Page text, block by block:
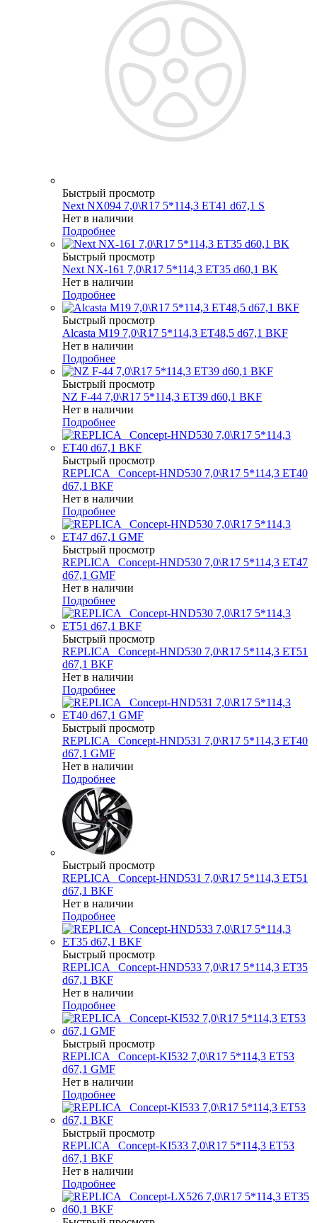
Быстрый просмотр
Next NX094 7,0\R17 5*114,3 ET41 d67,1 S
Нет в наличии
Подробнее
Быстрый просмотр
Next NX-161 7,0\R17 5*114,3 ET35 d60,1 BK
Нет в наличии
Подробнее
Быстрый просмотр
Alcasta M19 7,0\R17 5*114,3 ET48,5 d67,1 BKF
Нет в наличии
Подробнее
Быстрый просмотр
NZ F-44 7,0\R17 5*114,3 ET39 d60,1 BKF
Нет в наличии
Подробнее
Быстрый просмотр
REPLICA _Concept-HND530 7,0\R17 5*114,3 ET40
d67,1 BKF
Нет в наличии
Подробнее
Быстрый просмотр
REPLICA _Concept-HND530 7,0\R17 5*114,3 ET47
d67,1 GMF
Нет в наличии
Подробнее
Быстрый просмотр
REPLICA _Concept-HND530 7,0\R17 5*114,3 ET51
d67,1 BKF
Нет в наличии
Подробнее
Быстрый просмотр
REPLICA _Concept-HND531 7,0\R17 5*114,3 ET40
d67,1 GMF
Нет в наличии
Подробнее
Быстрый просмотр
REPLICA _Concept-HND531 7,0\R17 5*114,3 ET51
d67,1 BKF
Нет в наличии
Подробнее
Быстрый просмотр
REPLICA _Concept-HND533 7,0\R17 5*114,3 ET35
d67,1 BKF
Нет в наличии
Подробнее
Быстрый просмотр
REPLICA _Concept-KI532 7,0\R17 5*114,3 ET53
d67,1 GMF
Нет в наличии
Подробнее
Быстрый просмотр
REPLICA _Concept-KI533 7,0\R17 5*114,3 ET53
d67,1 BKF
Нет в наличии
Подробнее